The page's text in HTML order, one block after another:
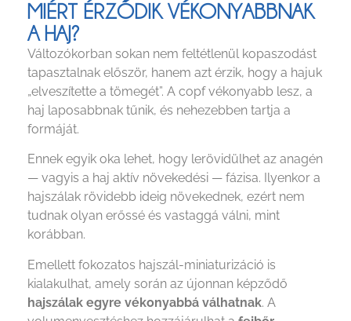
MIÉRT ÉRZŐDIK VÉKONYABBNAK
A HAJ?
Változókorban sokan nem feltétlenül kopaszodást
tapasztalnak először, hanem azt érzik, hogy a hajuk
„elveszítette a tömegét”. A copf vékonyabb lesz, a
haj laposabbnak tűnik, és nehezebben tartja a
formáját.
Ennek egyik oka lehet, hogy lerövidülhet az anagén
— vagyis a haj aktív növekedési — fázisa. Ilyenkor a
hajszálak rövidebb ideig növekednek, ezért nem
tudnak olyan erőssé és vastaggá válni, mint
korábban.
Emellett fokozatos hajszál-miniaturizáció is
kialakulhat, amely során az újonnan képződő
hajszálak egyre vékonyabbá válhatnak. A